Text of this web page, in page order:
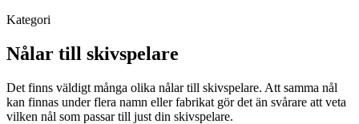
Kategori
Nålar till skivspelare
Det finns väldigt många olika nålar till skivspelare. Att samma nål
kan finnas under flera namn eller fabrikat gör det än svårare att veta
vilken nål som passar till just din skivspelare.